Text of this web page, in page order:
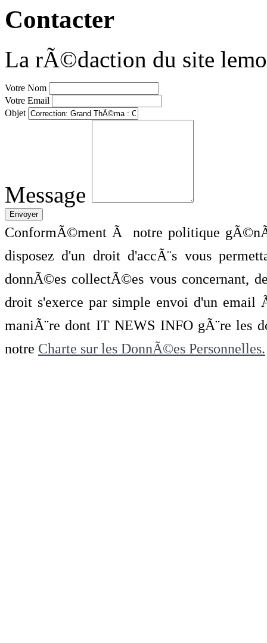
Contacter
La rÃ©daction du site
Votre Nom
Votre Email
Objet
Message
ConformÃ©ment Ã notre politique
disposez d'un droit d'accÃ¨s vous
donnÃ©es collectÃ©es vous concernant,
droit s'exerce par simple envoi d'un
maniÃ¨re dont IT NEWS INFO gÃ¨re les
notre Charte sur les DonnÃ©es Personnelles.